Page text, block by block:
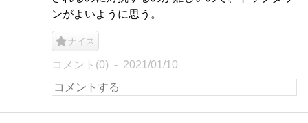
ンがよいように思う。
ナイス
コメント(0) 2021/01/10